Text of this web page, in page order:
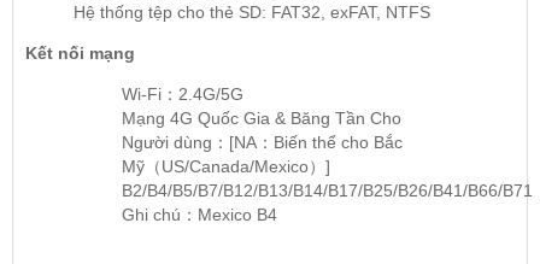
Hệ thống tệp cho thẻ SD: FAT32, exFAT, NTFS
Kết nối mạng
Wi-Fi：2.4G/5G
Mạng 4G Quốc Gia & Băng Tần Cho
Người dùng：[NA：Biến thể cho Bắc
Mỹ（US/Canada/Mexico）]
B2/B4/B5/B7/B12/B13/B14/B17/B25/B26/B41/B66/B71
Ghi chú：Mexico B4